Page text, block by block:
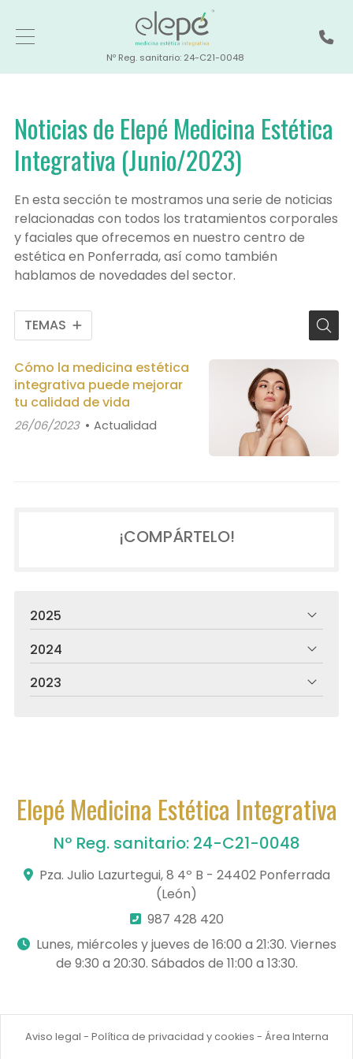
Nº Reg. sanitario: 24-C21-0048
Noticias de Elepé Medicina Estética
Integrativa (Junio/2023)
En esta sección te mostramos una serie de noticias
relacionadas con todos los tratamientos corporales
y faciales que ofrecemos en nuestro centro de
estética en Ponferrada, así como también
hablamos de novedades del sector.
TEMAS
Cómo la medicina estética
integrativa puede mejorar
tu calidad de vida
26/06/2023 Actualidad
¡COMPÁRTELO!
2025
2024
2023
Elepé Medicina Estética Integrativa
Nº Reg. sanitario: 24-C21-0048
Pza. Julio Lazurtegui, 8 4º B - 24402 Ponferrada
(León)
987 428 420
Lunes, miércoles y jueves de 16:00 a 21:30. Viernes
de 9:30 a 20:30. Sábados de 11:00 a 13:30.
Aviso legal - Política de privacidad y cookies - Área Interna